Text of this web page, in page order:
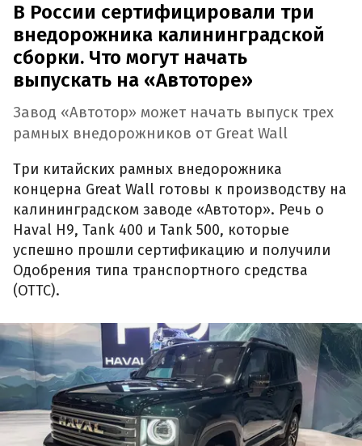
В России сертифицировали три
внедорожника калининградской
сборки. Что могут начать
выпускать на «Автоторе»
Завод «Автотор» может начать выпуск трех
рамных внедорожников от Great Wall
Три китайских рамных внедорожника
концерна Great Wall готовы к производству на
калининградском заводе «Автотор». Речь о
Haval H9, Tank 400 и Tank 500, которые
успешно прошли сертификацию и получили
Одобрения типа транспортного средства
(ОТТС).